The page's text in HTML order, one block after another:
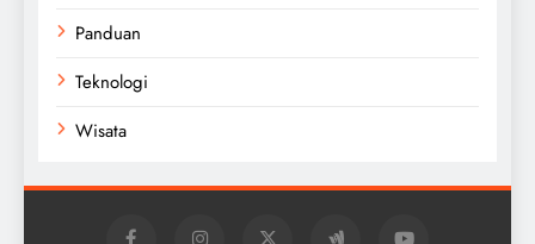
Panduan
Teknologi
Wisata